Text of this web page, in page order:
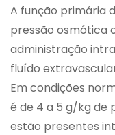
A função primária
pressão osmótica
administração
fluído
Em condições
é de 4 a 5 g/kg de
estão presentes